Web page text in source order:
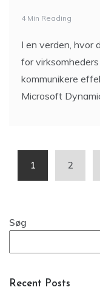
4 Min Reading
I en verden, hvor
for
kommunikere
Microsoft
1 2
Søg
Recent Posts